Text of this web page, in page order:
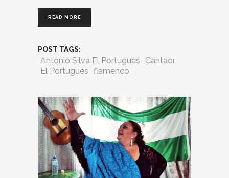
READ MORE
POST TAGS:
Antonio Silva El Portugués
Cantaor
El Portugués flamenco